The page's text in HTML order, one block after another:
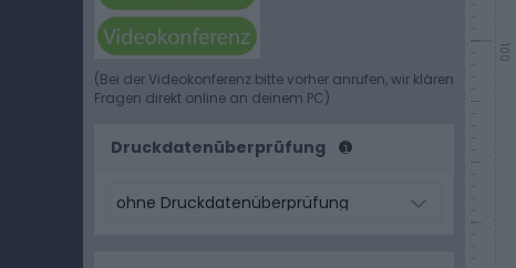
(Bei der Videokonferenz bitte vorher anrufen, wir klären
Fragen direkt online an deinem PC)
Druckdatenüberprüfung
100